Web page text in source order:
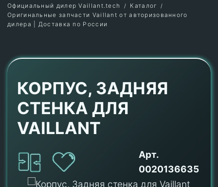
Официальный дилер Vaillant.tech
Каталог
Оригинальные запчасти Vaillant от авторизованного
дилера | Доставка по России
КОРПУС, ЗАДНЯЯ
СТЕНКА ДЛЯ
VAILLANT
Арт.
0020136635